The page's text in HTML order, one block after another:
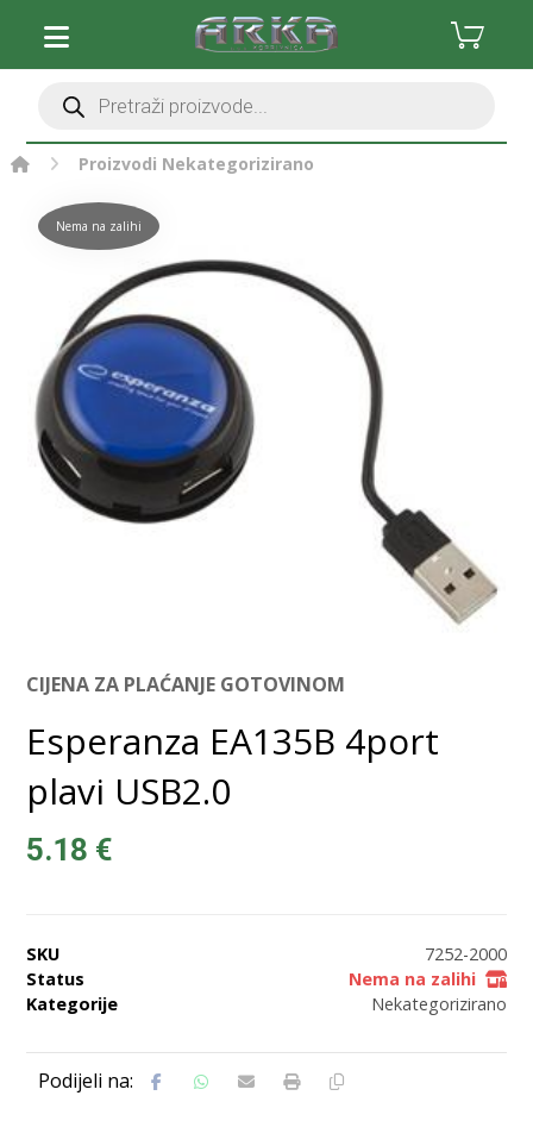
Proizvodi Nekategorizirano
Nema na zalihi
CIJENA ZA PLAĆANJE GOTOVINOM
Esperanza EA135B 4port
plavi USB2.0
5.18 €
SKU
7252-2000
Status
Nema na zalihi
Kategorije
Nekategorizirano